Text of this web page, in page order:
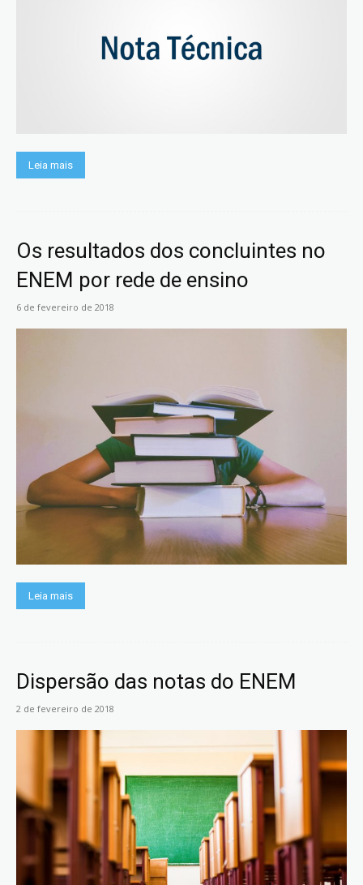
Leia mais
Os resultados dos concluintes no
ENEM por rede de ensino
6 de fevereiro de 2018
Leia mais
Dispersão das notas do ENEM
2 de fevereiro de 2018